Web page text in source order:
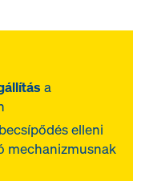
a
elleni
mechanizmusnak